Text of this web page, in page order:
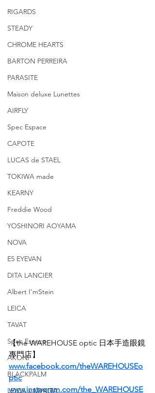
RIGARDS
STEADY
CHROME HEARTS
BARTON PERREIRA
PARASITE
Maison deluxe Lunettes
AIRFLY
Spec Espace
CAPOTE
LUCAS de STAEL
TOKIWA made
KEARNY
Freddie Wood
YOSHINORI AOYAMA
NOVA
E5 EYEVAN
DITA LANCIER
Albert I'mStein
LEICA
TAVAT
Spec Espace
AKONI
BLACKPALM
LEICA x MYKITA
【the WAREHOUSE optic 日本手造眼鏡
專門店】
www.facebook.com/theWAREHOUSEo
ptic
www.instagram.com/the_WAREHOUSE